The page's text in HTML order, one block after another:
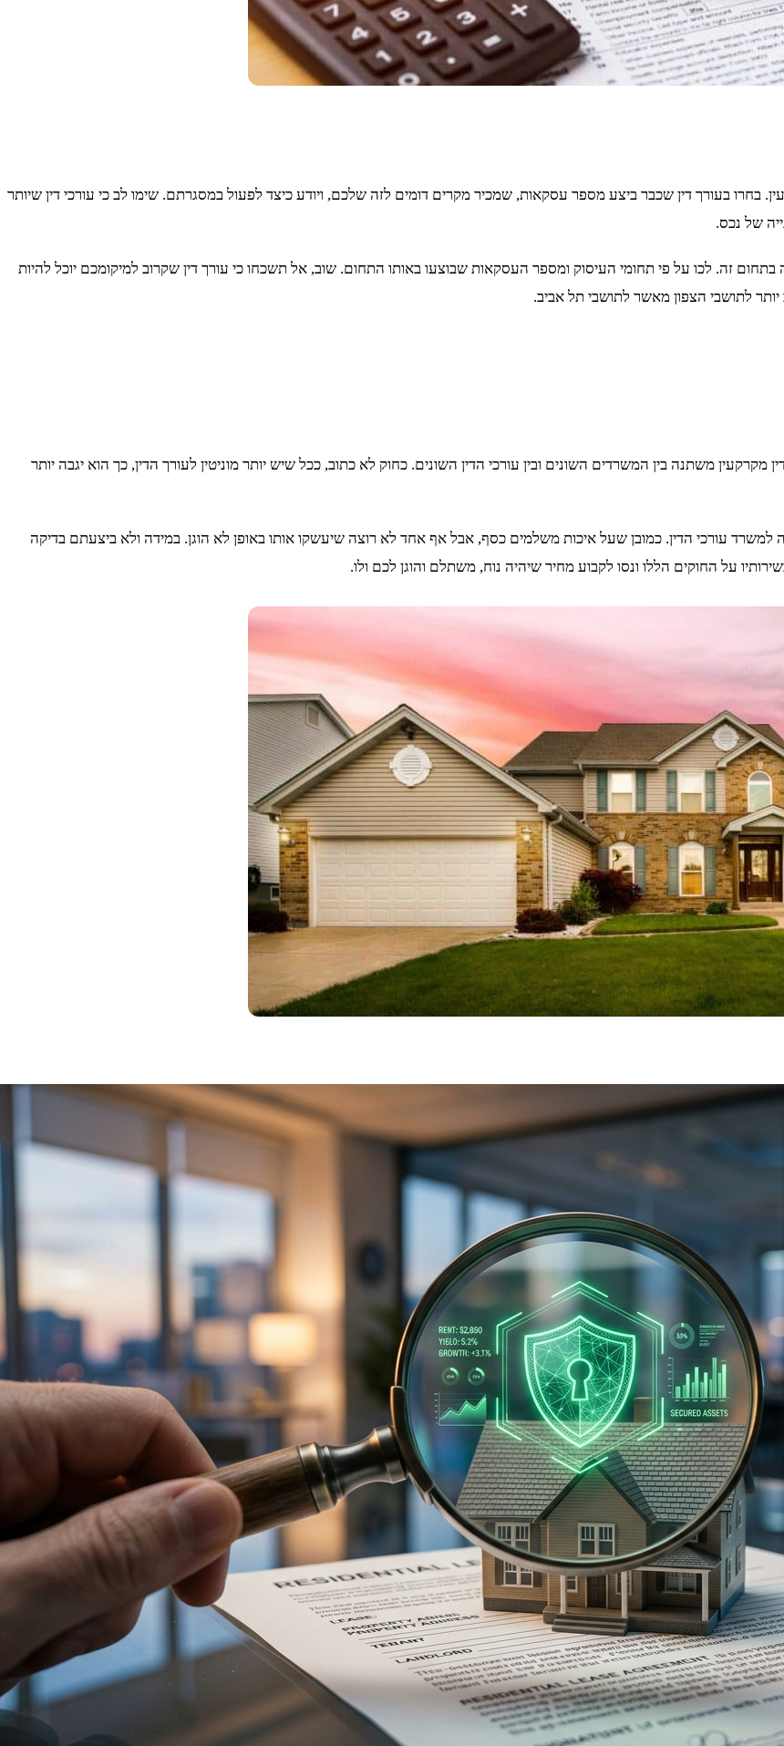
בחרו בעורך דין שכבר ביצע מספר עסקאות, שמכיר מקרים דומים לזה שלכם, ויודע כיצד לפעול במסגרתם. שימו לב כי עורכי דין שיותר
של נכס.
בתחום זה. לכו על פי תחומי העיסוק ומספר העסקאות שבוצעו באותו התחום. שוב, אל תשכחו כי עורך דין שקרוב למיקומכם יוכל להיות
יותר לתושבי הצפון מאשר לתושבי תל אביב.
משתנה בין המשרדים השונים ובין עורכי הדין השונים. כחוק לא כתוב, ככל שיש יותר מוניטין לעורך הדין, כך הוא יגבה יותר
עורכי הדין. כמובן שעל איכות משלמים כסף, אבל אף אחד לא רוצה שיעשקו אותו באופן לא הוגן. במידה ולא ביצעתם בדיקה
על החוקים הללו ונסו לקבוע מחיר שיהיה נוח, משתלם והוגן לכם ולו.